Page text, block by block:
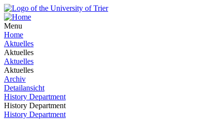
Menu
Home
Aktuelles
Aktuelles
Aktuelles
Aktuelles
Archiv
Detailansicht
History Department
History Department
History Department